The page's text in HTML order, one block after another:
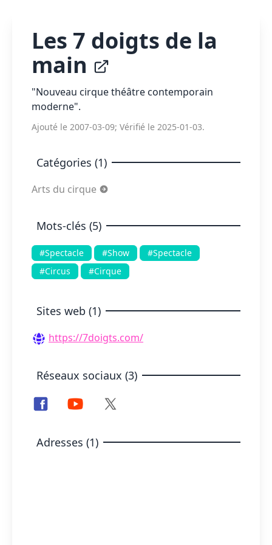
Les 7 doigts de la
main
"Nouveau cirque théâtre contemporain
moderne".
Ajouté le 2007-03-09; Vérifié le 2025-01-03.
Catégories (1)
Arts du cirque
Mots-clés (5)
#Spectacle #Show
#Spectacle
#Circus
#Cirque
Sites web (1)
https://7doigts.com/
Réseaux sociaux (3)
Adresses (1)